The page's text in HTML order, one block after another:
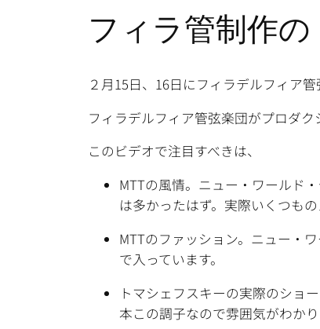
フィラ管制作
２月15日、16日にフィラデルフィア
フィラデルフィア管弦楽団がプロダク
このビデオで注目すべきは、
MTTの風情。ニュー・ワールド
は多かったはず。実際いくつも
MTTのファッション。ニュー・
で入っています。
トマシェフスキーの実際のショ
本この調子なので雰囲気がわかり